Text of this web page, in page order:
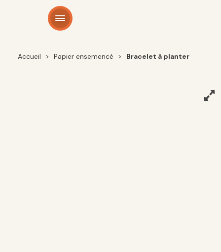
Panneau de gestion des cookies
Accueil > Papier ensemencé > Bracelet à planter